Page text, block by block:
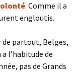
. Comme il a
engloutis.
de partout, Belges,
l’habitude de
pas de Grands